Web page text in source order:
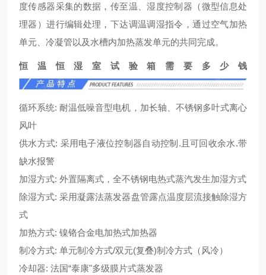
度传感器采集的数据，传至温、湿度控制器（微型信息处
理器）进行编辑处理，下达调温调湿指令，通过空气加热
单元、冷凝管以及水槽内加热蒸发单元的共同完成。
恒温恒湿室试验箱需要多少钱
循环系统: 耐温低噪音型电机，加长轴、不锈钢多叶式离心
风叶
供水方式: 采用电子液位控制器自动控制.且可回收余水.带
缺水报警
加湿方式: 外置隔离式，全不锈钢电热式蒸汽发生加湿方式
除湿方式: 采用凝露法蒸发器盘管露点温度层流接触除湿方
式
加热方式: 镍铬合金电加热式加热器
制冷方式: 单元制冷方式/双元(复叠)制冷方式（风冷）
冷却器: 法国“泰康"多级膜片式蒸发器